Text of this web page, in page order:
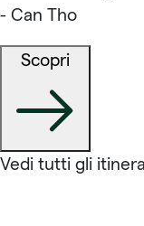
- Can Tho
Scopri
Vedi tutti gli